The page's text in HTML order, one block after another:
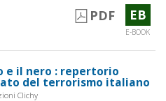
PDF EB
E-BOOK
e il nero : repertorio
del terrorismo italiano
Clichy